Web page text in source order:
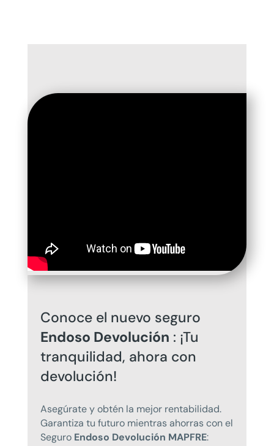
Conoce el nuevo seguro
Endoso Devolución : ¡Tu
tranquilidad, ahora con
devolución!
Asegúrate y obtén la mejor rentabilidad.
Garantiza tu futuro mientras ahorras con el
SeguroEndoso Devolución MAPFRE: